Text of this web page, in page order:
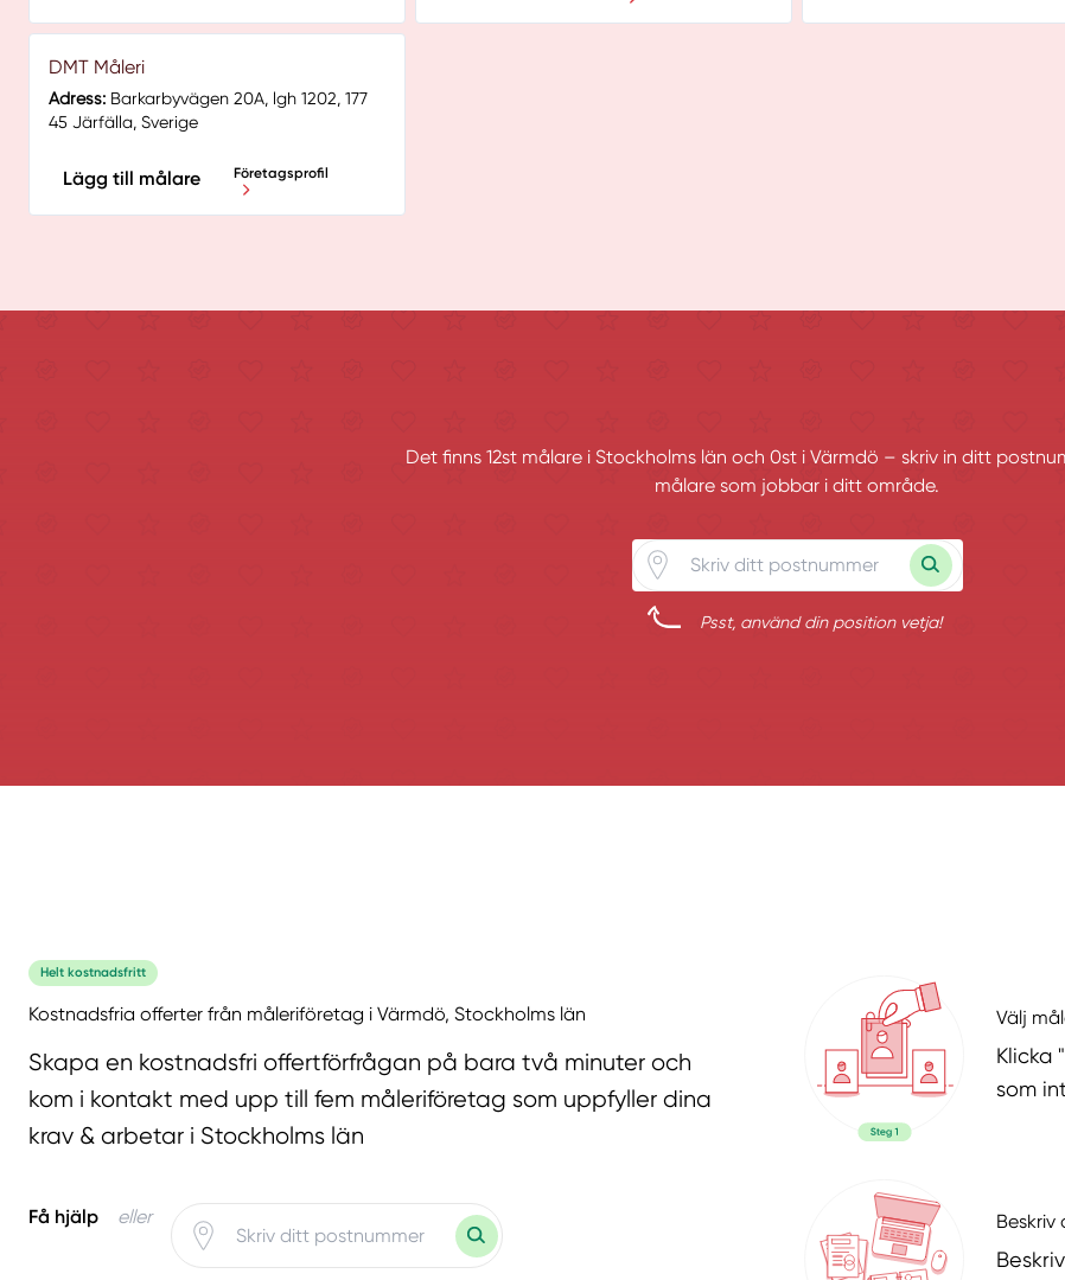
DMT Måleri
Adress: Barkarbyvägen 20A, lgh 1202, 177
45 Järfälla, Sverige
Lägg till målare Företagsprofil
Det finns 12st målare i Stockholms län och 0st i Värmdö – skriv in ditt
målare som jobbar i ditt område.
Psst, använd din position vetja!
Helt kostnadsfritt
Kostnadsfria offerter från måleriföretag i Värmdö, Stockholms län
Skapa en kostnadsfri offertförfrågan på bara två minuter och
kom i kontakt med upp till fem måleriföretag som uppfyller dina
krav & arbetar i Stockholms län
Få hjälp eller
Välj
Klicka
som